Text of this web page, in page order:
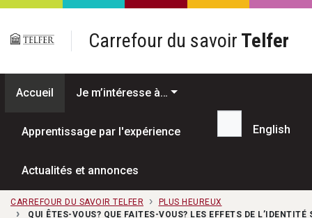
Passer au contenu principal
Carrefour du savoir Telfer
Accueil Je m’intéresse à…
Apprentissage par l'expérience
Actualités et annonces
Recherche...
English
CARREFOUR DU SAVOIR TELFER
PLUS HEUREUX
QUI ÊTES-VOUS? QUE FAITES-VOUS? LES EFFETS DE